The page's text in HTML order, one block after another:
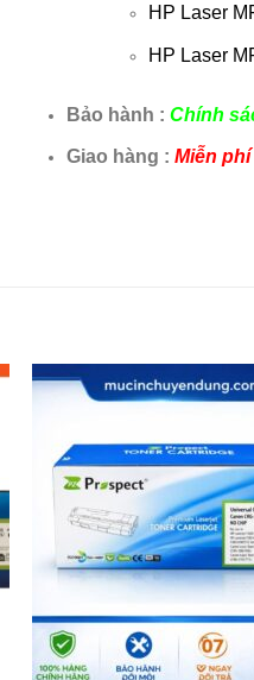
HP Laser
HP Laser
Bảo hành : Chính
Giao hàng : Miễn